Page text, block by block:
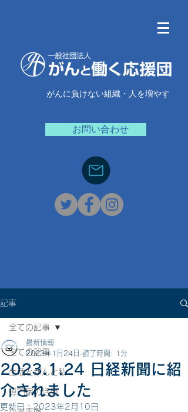
がんに負けない組織・人を増やす
お問い合わせ
記事
全ての記事
生活とがんと私
専門家の活用
全ての記事
2023.1.24 日経新聞に紹
介されました
最新情報
2023年1月24日 読了時間: 1分
更新日：2023年2月10日